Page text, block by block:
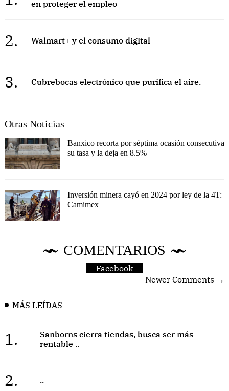
en proteger el empleo
2. Walmart+ y el consumo digital
3. Cubrebocas electrónico que purifica el aire.
Otras Noticias
Banxico recorta por séptima ocasión consecutiva
su tasa y la deja en 8.5%
Inversión minera cayó en 2024 por ley de la 4T:
Camimex
COMENTARIOS
Facebook
Newer Comments →
MÁS LEÍDAS
1.
Sanborns cierra tiendas, busca ser más
rentable ..
2. ..